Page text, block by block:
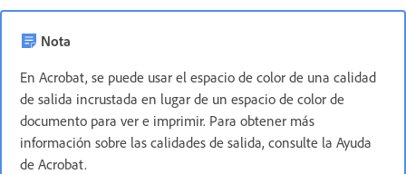
Nota
En Acrobat, se puede usar el espacio de color de una calidad
de salida incrustada en lugar de un espacio de color de
documento para ver e imprimir. Para obtener más
información sobre las calidades de salida, consulte la Ayuda
de Acrobat.